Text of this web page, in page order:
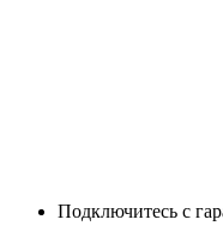
Подключитесь с